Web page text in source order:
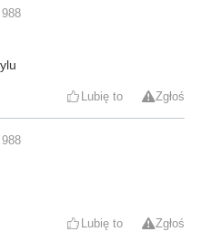
Lubię to Zgłoś
Lubię to Zgłoś